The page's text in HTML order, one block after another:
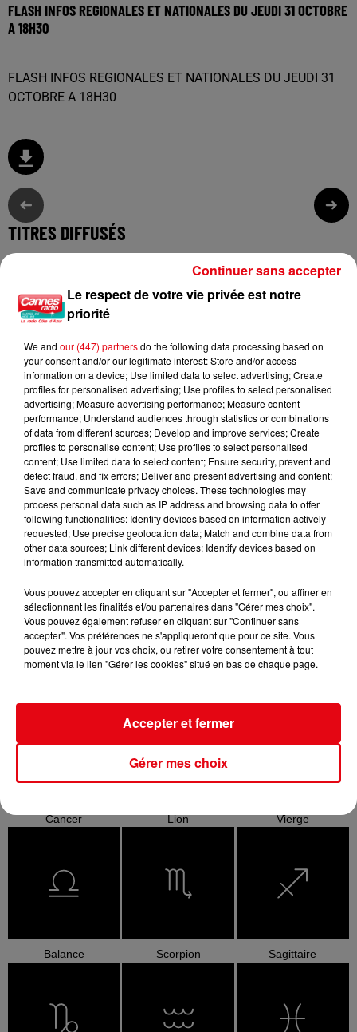
FLASH INFOS REGIONALES ET NATIONALES DU JEUDI 31 OCTOBRE
A 18H30
FLASH INFOS REGIONALES ET NATIONALES DU JEUDI 31
OCTOBRE A 18H30
TITRES DIFFUSÉS
22h02
22h02
PACO DOOR
Tattoo
22h00
22h00
ALEX GREY, EMILY DAWN,
CORAL REEF
Another Day In
Paradise
21h57
21h57
SUNSET CHASERS, BIKINI
BANDITS, CHARLIE
ARTHUR
Fireflies
L'HOROSCOPE
Cancer Lion Vierge
Balance Scorpion Sagittaire
Le respect de votre vie privée est notre
priorité
We and our (447) partnersdo the following data processing based on
your consent and/or our legitimate interest: Store and/or access
information on a device; Use limited data to select advertising; Create
profiles for personalised advertising; Use profiles to select personalised
advertising; Measure advertising performance; Measure content
performance; Understand audiences through statistics or combinations
of data from different sources; Develop and improve services; Create
profiles to personalise content; Use profiles to select personalised
content; Use limited data to select content; Ensure security, prevent and
detect fraud, and fix errors; Deliver and present advertising and content;
Save and communicate privacy choices. These technologies may
process personal data such as IP address and browsing data to offer
following functionalities: Identify devices based on information actively
requested; Use precise geolocation data; Match and combine data from
other data sources; Link different devices; Identify devices based on
information transmitted automatically.
Vous pouvez accepter en cliquant sur "Accepter et fermer", ou affiner en
sélectionnant les finalités et/ou partenaires dans "Gérer mes choix".
Vous pouvez également refuser en cliquant sur "Continuer sans
accepter". Vos préférences ne s'appliqueront que pour ce site. Vous
pouvez mettre à jour vos choix, ou retirer votre consentement à tout
moment via le lien "Gérer les cookies" situé en bas de chaque page.
Gérer mes choix
Accepter et fermer
Continuer sans accepter